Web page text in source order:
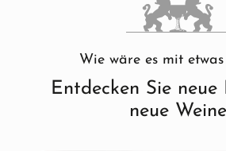
Wie wäre es mit etwas
Entdecken Sie
neue Weine